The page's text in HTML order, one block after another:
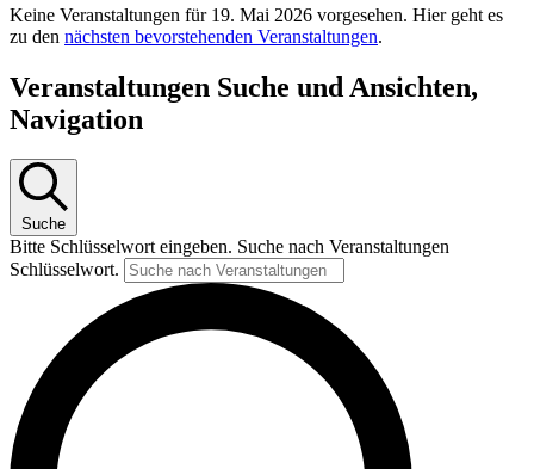
Keine Veranstaltungen für 19. Mai 2026 vorgesehen. Hier geht es
zu den nächsten bevorstehenden Veranstaltungen.
Veranstaltungen Suche und Ansichten,
Navigation
Suche
Bitte Schlüsselwort eingeben. Suche nach Veranstaltungen
Schlüsselwort.